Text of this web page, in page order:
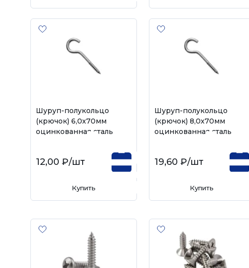
Шуруп-полукольцо
(крючок) 6,0х70мм
оцинкованная сталь
12,00 ₽/шт
Купить
Шуруп-полукольцо
(крючок) 8,0х70мм
оцинкованная сталь
19,60 ₽/шт
Купить